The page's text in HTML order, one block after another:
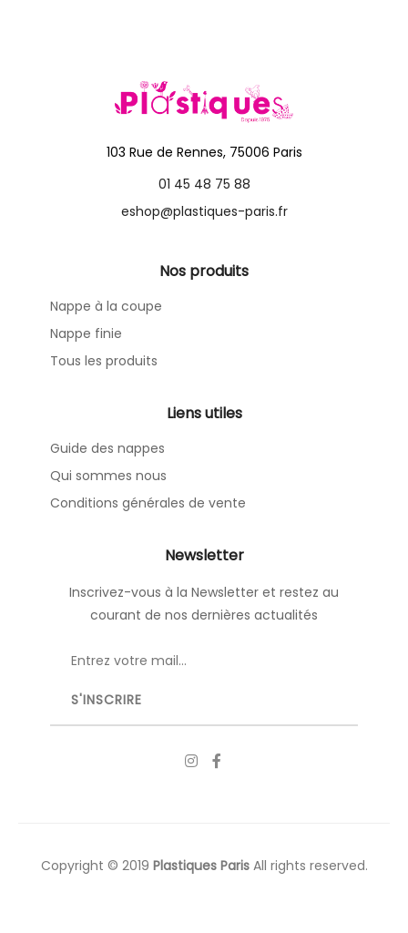
103 Rue de Rennes, 75006 Paris
01 45 48 75 88
eshop@plastiques-paris.fr
Nos produits
Nappe à la coupe
Nappe finie
Tous les produits
Liens utiles
Guide des nappes
Qui sommes nous
Conditions générales de vente
Newsletter
Inscrivez-vous à la Newsletter et restez au
courant de nos dernières actualités
Copyright © 2019 Plastiques ParisAll rights reserved.